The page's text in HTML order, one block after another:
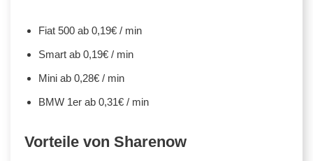
Fiat 500 ab 0,19€ / min
Smart ab 0,19€ / min
Mini ab 0,28€ / min
BMW 1er ab 0,31€ / min
Vorteile von Sharenow